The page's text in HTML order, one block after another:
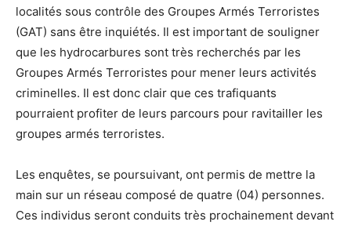
localités sous contrôle des Groupes Armés Terroristes
(GAT) sans être inquiétés. Il est important de souligner
que les hydrocarbures sont très recherchés par les
Groupes Armés Terroristes pour mener leurs activités
criminelles. Il est donc clair que ces trafiquants
pourraient profiter de leurs parcours pour ravitailler les
groupes armés terroristes.
Les enquêtes, se poursuivant, ont permis de mettre la
main sur un réseau composé de quatre (04) personnes.
Ces individus seront conduits très prochainement devant